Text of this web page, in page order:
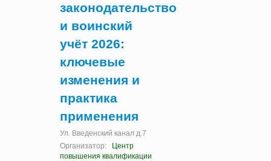
законодательство
и воинский
учёт 2026:
ключевые
изменения и
практика
применения
Ул. Введенский канал д.7
Организатор:
Центр
повышения квалификации